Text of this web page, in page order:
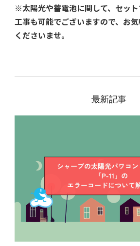
※太陽光や蓄電池に関して、セッ
工事も可能でございますので、お
くださいませ。
最新記事